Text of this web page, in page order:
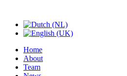
Home
About
Team